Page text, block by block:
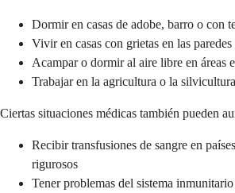
Dormir en casas de adobe, barro o con
Vivir en casas con grietas en las paredes
Acampar o dormir al aire libre en áreas
Trabajar en la agricultura o la
Ciertas situaciones médicas también pueden
Recibir transfusiones de sangre en
rigurosos
Tener problemas del sistema